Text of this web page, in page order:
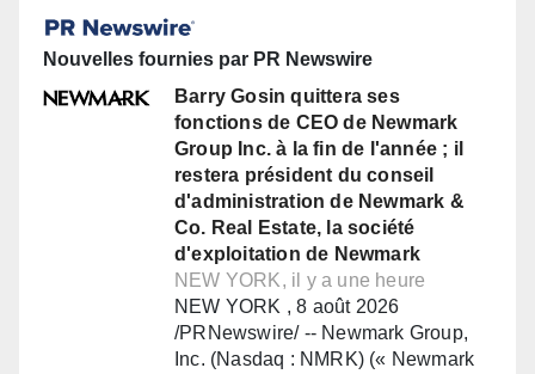
Nouvelles fournies par PR Newswire
Barry Gosin quittera ses
fonctions de CEO de Newmark
Group Inc. à la fin de l'année ; il
restera président du conseil
d'administration de Newmark &
Co. Real Estate, la société
d'exploitation de Newmark
NEW YORK, il y a une heure
NEW YORK , 8 août 2026
/PRNewswire/ -- Newmark Group,
Inc. (Nasdaq : NMRK) (« Newmark